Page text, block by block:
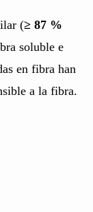
(≥ 87 %
soluble e
en fibra han
a la fibra.